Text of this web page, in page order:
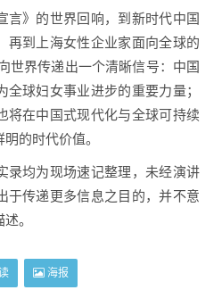
言》的世界回响，到新时代中国
再到上海女性企业家面向全球的
世界传递出一个清晰信号：中国
球妇女事业进步的重要力量；
将在中国式现代化与全球可持续
的时代价值。
均为现场速记整理，未经演讲
于传递更多信息之目的，并不意
。
海报